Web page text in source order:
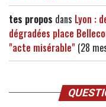
tes propos dans Lyon :
dégradées place
"acte misérable" (28